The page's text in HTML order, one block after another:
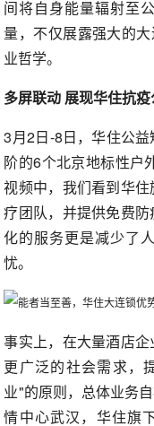
间将自身能量辐射至
量，不仅展露强大的
业哲学。
多屏联动 展现华住抗
3月2日-8日，华住公
阶的6个北京地标性户
视频中，我们看到华
疗团队，并提供免费
化的服务更是减少了
忧。
事实上，在大量酒店
更广泛的社会需求，
业"的原则，总体业务
情中心武汉，华住旗